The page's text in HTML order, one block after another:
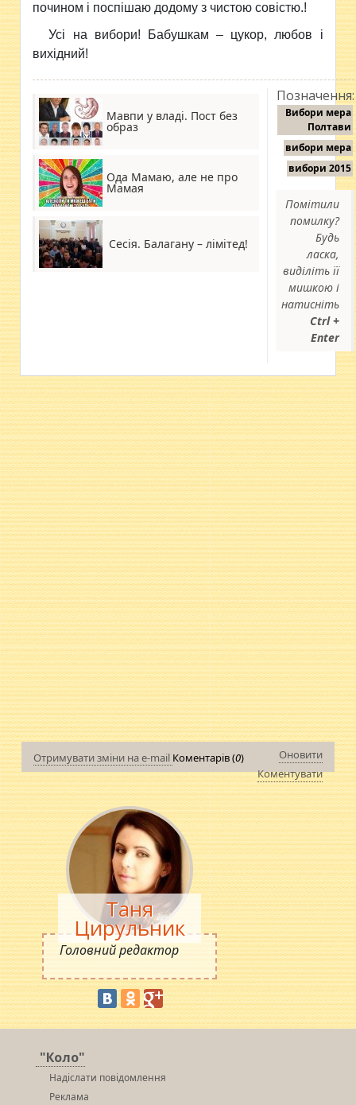
почином і поспішаю додому з чистою совістю.!
Усі на вибори! Бабушкам – цукор, любов і
вихідний!
Мавпи у владі. Пост без
образ
Ода Мамаю, але не про
Мамая
Сесія. Балагану – лімітед!
Позначення:
Вибори мера
Полтави
вибори мера
вибори 2015
Помітили
помилку?
Будь
ласка,
виділіть її
мишкою і
натисніть
Ctrl +
Enter
Отримувати зміни на e-mail Коментарів (0)
Оновити
Коментувати
Таня
Цирульник
Головний редактор
"Коло"
Надіслати повідомлення
Реклама